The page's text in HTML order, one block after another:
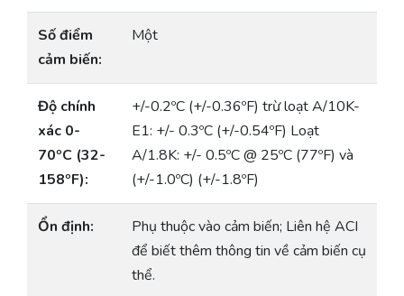
Số điểm
cảm biến:
Một
Độ chính
xác 0-
70ºC (32-
158ºF):
+/-0.2ºC (+/-0.36ºF) trừ loạt A/10K-
E1: +/- 0.3ºC (+/-0.54ºF) Loạt
A/1.8K: +/- 0.5ºC @ 25ºC (77ºF) và
(+/-1.0ºC) (+/-1.8ºF)
Ổn định:
Phụ thuộc vào cảm biến; Liên hệ ACI
để biết thêm thông tin về cảm biến cụ
thể.